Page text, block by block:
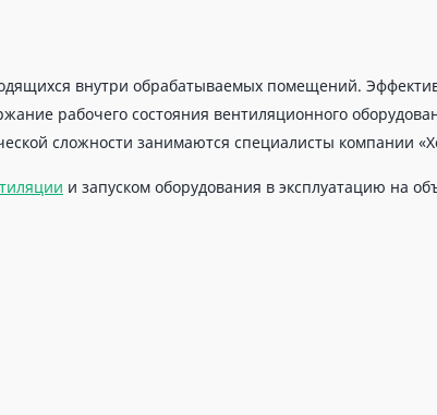
внутри обрабатываемых помещений.
рабочего состояния вентиляционного
сложности занимаются специалисты компании
и запуском оборудования в эксплуатацию на